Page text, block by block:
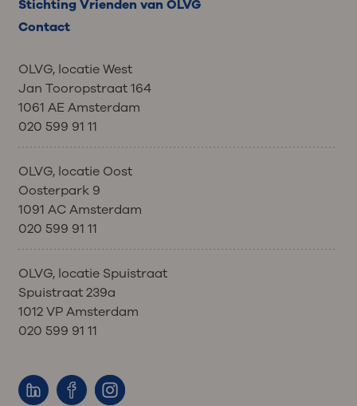
Stichting Vrienden van OLVG
Contact
OLVG, locatie West
Jan Tooropstraat 164
1061 AE Amsterdam
020 599 91 11
OLVG, locatie Oost
Oosterpark 9
1091 AC Amsterdam
020 599 91 11
OLVG, locatie Spuistraat
Spuistraat 239a
1012 VP Amsterdam
020 599 91 11